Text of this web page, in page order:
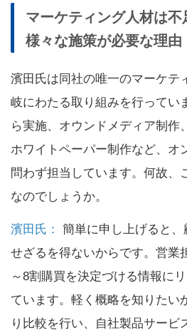
マーケティング人材は不
様々な施策が必要な理由
濱田氏は同社の唯一のマーケテ
岐にわたる取り組みを行ってい
ら実施、オウンドメディア制作
ホワイトペーパー制作など、オ
問わず担当しています。何故、
なのでしょうか。
濱田氏：
簡単に申し上げると
せざるを得ないからです。営業
～8割購買を決定づける情報に
ています。軽く概略を知りたい
り比較を行い、自社製品サービ